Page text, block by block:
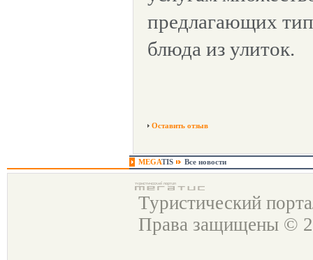
предлагающих
блюда из улиток.
Оставить отзыв
MEGATIS Все новости
Туристический
Права защищены ©